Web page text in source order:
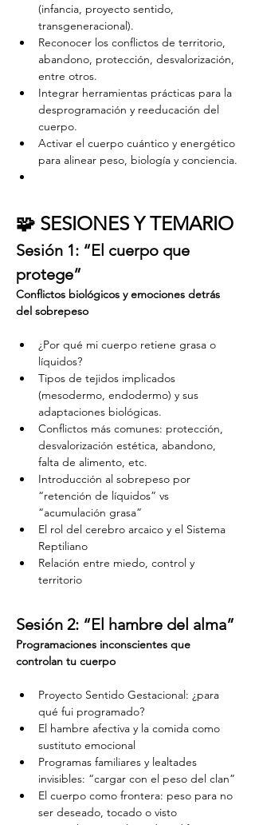
(infancia, proyecto sentido,
transgeneracional).
Reconocer los conflictos de territorio,
abandono, protección, desvalorización,
entre otros.
Integrar herramientas prácticas para la
desprogramación y reeducación del
cuerpo.
Activar el cuerpo cuántico y energético
para alinear peso, biología y conciencia.
🧩 SESIONES Y TEMARIO
Sesión 1: “El cuerpo que
protege”
Conflictos biológicos y emociones detrás
del sobrepeso
¿Por qué mi cuerpo retiene grasa o
líquidos?
Tipos de tejidos implicados
(mesodermo, endodermo) y sus
adaptaciones biológicas.
Conflictos más comunes: protección,
desvalorización estética, abandono,
falta de alimento, etc.
Introducción al sobrepeso por
“retención de líquidos” vs
“acumulación grasa”
El rol del cerebro arcaico y el Sistema
Reptiliano
Relación entre miedo, control y
territorio
Sesión 2: “El hambre del alma”
Programaciones inconscientes que
controlan tu cuerpo
Proyecto Sentido Gestacional: ¿para
qué fui programado?
El hambre afectiva y la comida como
sustituto emocional
Programas familiares y lealtades
invisibles: “cargar con el peso del clan”
El cuerpo como frontera: peso para no
ser deseado, tocado o visto